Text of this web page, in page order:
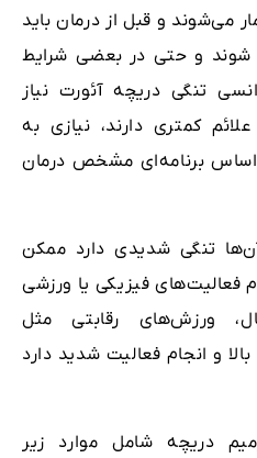
می‌شوند و قبل از درمان باید
و حتی در بعضی شرایط
تنگی دریچه آئورت نیاز
کمتری دارند، نیازی به
اساس برنامه‌ای مشخص درمان
تنگی شدیدی دارد ممکن
فعالیت‌های فیزیکی یا ورزشی
ورزش‌های رقابتی مثل
و انجام فعالیت شدید دارد
دریچه شامل موارد زیر